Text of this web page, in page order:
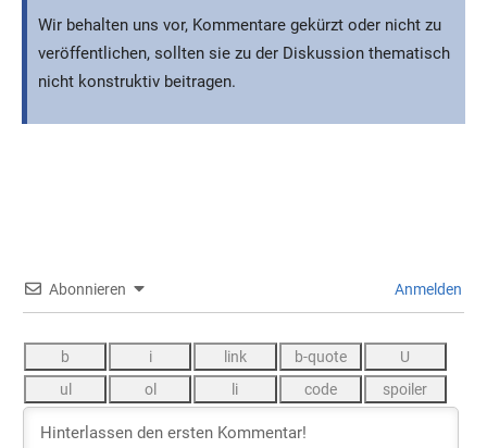
Wir behalten uns vor, Kommentare gekürzt oder nicht zu
veröffentlichen, sollten sie zu der Diskussion thematisch
nicht konstruktiv beitragen.
Abonnieren Anmelden